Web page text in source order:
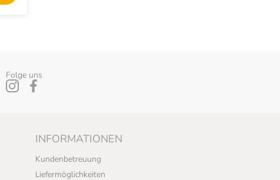
Folge uns
INFORMATIONEN
Kundenbetreuung
Liefermöglichkeiten